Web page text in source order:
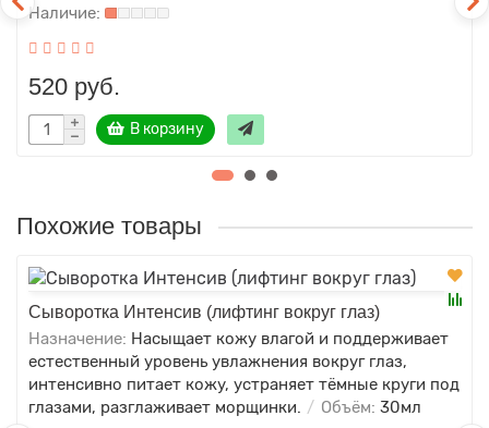
520 руб.
В корзину
Похожие товары
Сыворотка Интенсив (лифтинг вокруг глаз)
Назначение: Насыщает кожу влагой и поддерживает
естественный уровень увлажнения вокруг глаз,
интенсивно питает кожу, устраняет тёмные круги под
глазами, разглаживает морщинки.
Объём: 30мл